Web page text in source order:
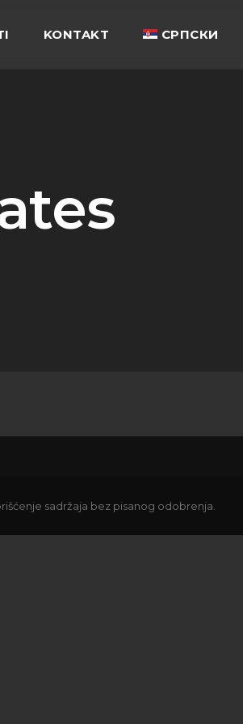
KONTAKT СРПСКИ
sadržaja bez pisanog odobrenja.